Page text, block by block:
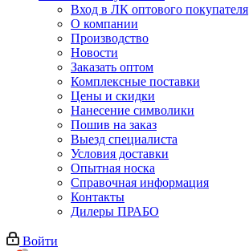
Вход в ЛК оптового покупателя
О компании
Производство
Новости
Заказать оптом
Комплексные поставки
Цены и скидки
Нанесение символики
Пошив на заказ
Выезд специалиста
Условия доставки
Опытная носка
Справочная информация
Контакты
Дилеры ПРАБО
Войти